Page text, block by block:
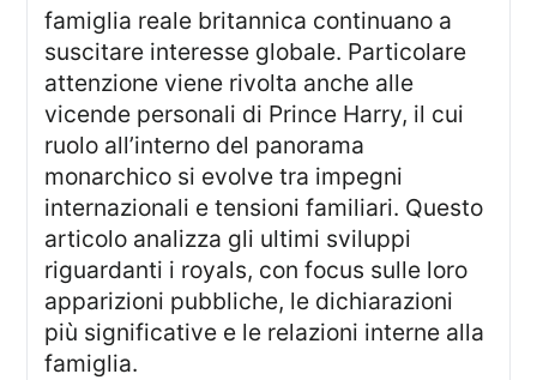
famiglia reale britannica continuano a
suscitare interesse globale. Particolare
attenzione viene rivolta anche alle
vicende personali di Prince Harry, il cui
ruolo all’interno del panorama
monarchico si evolve tra impegni
internazionali e tensioni familiari. Questo
articolo analizza gli ultimi sviluppi
riguardanti i royals, con focus sulle loro
apparizioni pubbliche, le dichiarazioni
più significative e le relazioni interne alla
famiglia.